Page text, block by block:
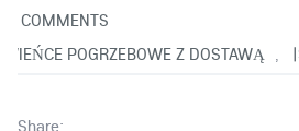
COMMENTS
WIEŃCE POGRZEBOWE Z DOSTAWĄ
,
Share: